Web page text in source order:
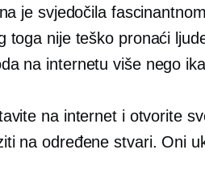
je svjedočila
toga nije teško pronaći
na internetu više nego
na internet i otvorite
na određene stvari. Oni